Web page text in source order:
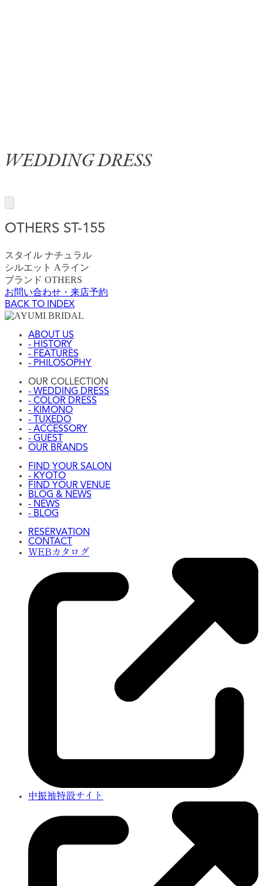
WEDDING DRESS
OTHERS ST-155
スタイル ナチュラル
シルエット Aライン
ブランド OTHERS
お問い合わせ・来店予約
BACK TO INDEX
ABOUT US
- HISTORY
- FEATURES
- PHILOSOPHY
OUR COLLECTION
- WEDDING DRESS
- COLOR DRESS
- KIMONO
- TUXEDO
- ACCESSORY
- GUEST
OUR BRANDS
FIND YOUR SALON
- KYOTO
FIND YOUR VENUE
BLOG & NEWS
- NEWS
- BLOG
RESERVATION
CONTACT
WEBカタログ
中振袖特設サイト